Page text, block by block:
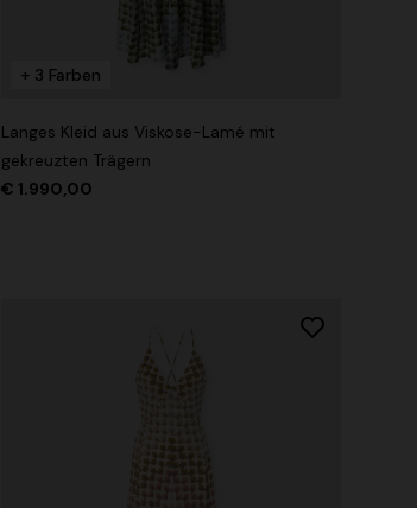
+ 3 Farben
Langes Kleid aus Viskose-Lamé mit
gekreuzten Trägern
€ 1.990,00